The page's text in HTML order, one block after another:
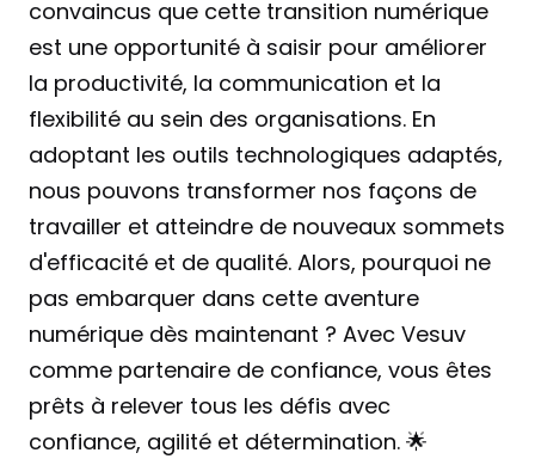
convaincus que cette transition numérique
est une opportunité à saisir pour améliorer
la productivité, la communication et la
flexibilité au sein des organisations. En
adoptant les outils technologiques adaptés,
nous pouvons transformer nos façons de
travailler et atteindre de nouveaux sommets
d'efficacité et de qualité. Alors, pourquoi ne
pas embarquer dans cette aventure
numérique dès maintenant ? Avec Vesuv
comme partenaire de confiance, vous êtes
prêts à relever tous les défis avec
confiance, agilité et détermination. 🌟